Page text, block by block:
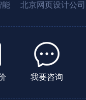
能 北京网页设计公司
我要咨询